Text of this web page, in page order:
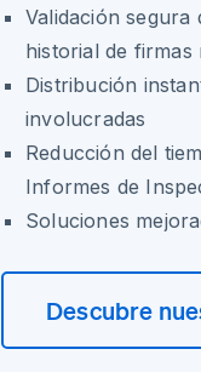
Validación
historial de firmas
Distribución
involucradas
Reducción del
Informes de
Soluciones
Descubre